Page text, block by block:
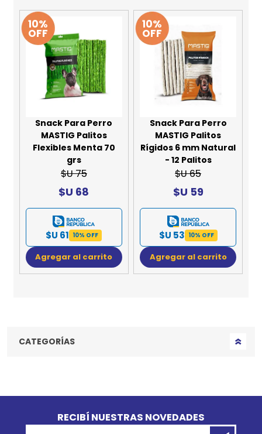
10%
OFF
Snack Para Perro
MASTIG Palitos
Flexibles Menta 70
grs
$U 75
$U 68
$U 61 10% OFF
Agregar al carrito
10%
OFF
Snack Para Perro
MASTIG Palitos
Rígidos 6 mm Natural
- 12 Palitos
$U 65
$U 59
$U 53 10% OFF
Agregar al carrito
CATEGORÍAS
RECIBÍ NUESTRAS NOVEDADES